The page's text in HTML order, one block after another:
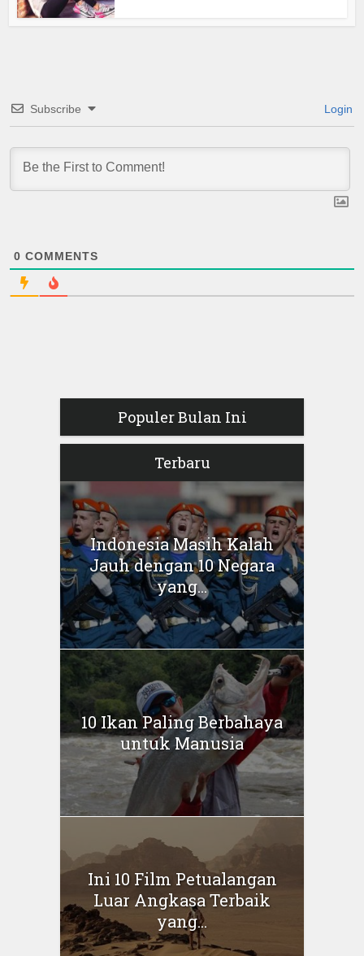
Subscribe Login
0 COMMENTS
Populer Bulan Ini
Terbaru
Indonesia Masih Kalah
Jauh dengan 10 Negara
yang...
10 Ikan Paling Berbahaya
untuk Manusia
Ini 10 Film Petualangan
Luar Angkasa Terbaik
yang...